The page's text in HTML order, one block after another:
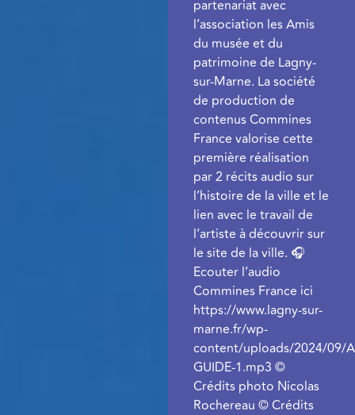
partenariat avec
l’association les Amis
du musée et du
patrimoine de Lagny-
sur-Marne. La société
de production de
contenus Commines
France valorise cette
première réalisation
par 2 récits audio sur
l’histoire de la ville et le
lien avec le travail de
l’artiste à découvrir sur
le site de la ville. 🎧
Ecouter l’audio
Commines France ici
https://www.lagny-sur-
marne.fr/wp-
content/uploads/2024/09/
GUIDE-1.mp3 ©
Crédits photo Nicolas
Rochereau © Crédits